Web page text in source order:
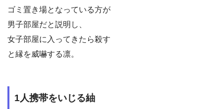
ゴミ置き場となっている方が
男子部屋だと説明し、
女子部屋に入ってきたら殺す
と縁を威嚇する凛。
1人携帯をいじる紬